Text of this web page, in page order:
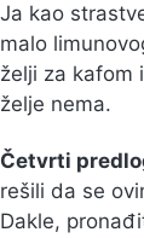
Ja kao
malo
želji za kafom
želje nema.
Četvrti
rešili da se
Dakle,